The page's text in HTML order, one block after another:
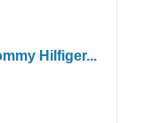
Hilfiger...